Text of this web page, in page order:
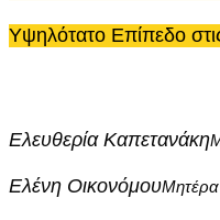
Υψηλότατο Επίπεδο
Ελευθερία Καπετανάκη
Ελένη ΟικονόμουΜητέρα